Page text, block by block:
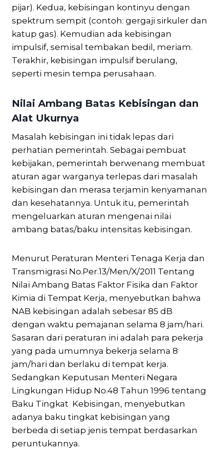
pijar). Kedua, kebisingan kontinyu dengan
spektrum sempit (contoh: gergaji sirkuler dan
katup gas). Kemudian ada kebisingan
impulsif, semisal tembakan bedil, meriam.
Terakhir, kebisingan impulsif berulang,
seperti mesin tempa perusahaan.
Nilai Ambang Batas Kebisingan dan
Alat Ukurnya
Masalah kebisingan ini tidak lepas dari
perhatian pemerintah. Sebagai pembuat
kebijakan, pemerintah berwenang membuat
aturan agar warganya terlepas dari masalah
kebisingan dan merasa terjamin kenyamanan
dan kesehatannya. Untuk itu, pemerintah
mengeluarkan aturan mengenai nilai
ambang batas/baku intensitas kebisingan.
Menurut Peraturan Menteri Tenaga Kerja dan
Transmigrasi No.Per.13/Men/X/2011 Tentang
Nilai Ambang Batas Faktor Fisika dan Faktor
Kimia di Tempat Kerja, menyebutkan bahwa
NAB kebisingan adalah sebesar 85 dB
dengan waktu pemajanan selama 8 jam/hari.
Sasaran dari peraturan ini adalah para pekerja
yang pada umumnya bekerja selama 8
jam/hari dan berlaku di tempat kerja.
Sedangkan Keputusan Menteri Negara
Lingkungan Hidup No.48 Tahun 1996 tentang
Baku Tingkat Kebisingan, menyebutkan
adanya baku tingkat kebisingan yang
berbeda di setiap jenis tempat berdasarkan
peruntukannya.